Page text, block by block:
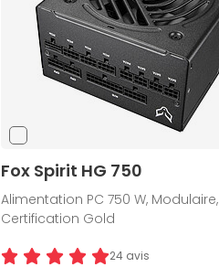
Fox Spirit HG 750
Alimentation PC 750 W, Modulaire,
Certification Gold
24 avis